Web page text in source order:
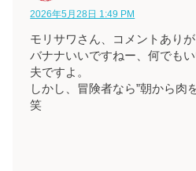
2026年5月28日 1:49 PM
モリサワさん、コメントありが
バナナいいですねー、何でも
夫ですよ。
しかし、冒険者なら”朝から肉
笑